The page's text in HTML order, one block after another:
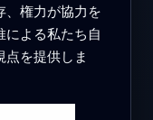
、権力が協力を
よる私たち自
を提供しま